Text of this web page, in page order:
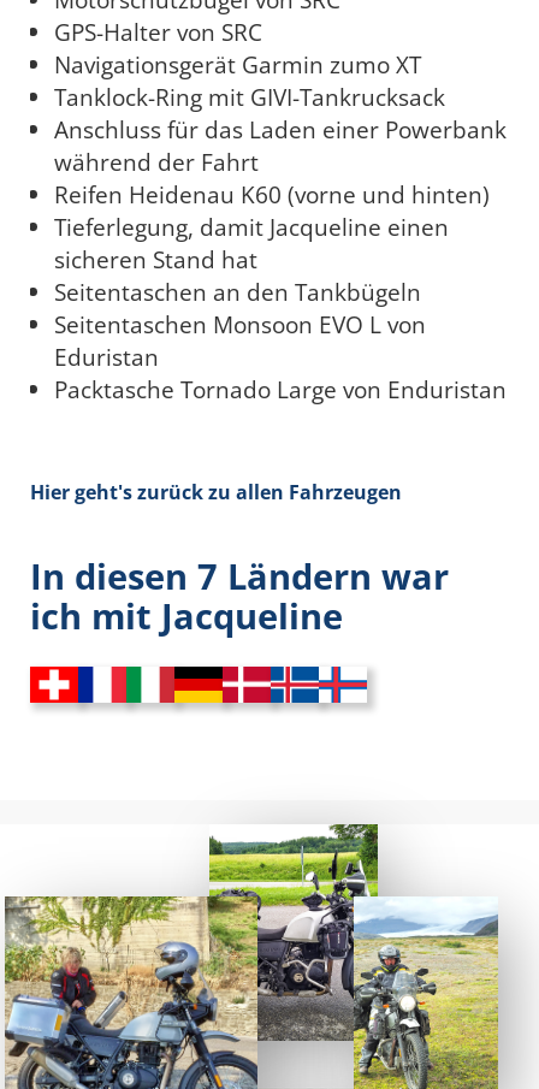
GPS-Halter von SRC
Navigationsgerät Garmin zumo XT
Tanklock-Ring mit GIVI-Tankrucksack
Anschluss für das Laden einer Powerbank
während der Fahrt
Reifen Heidenau K60 (vorne und hinten)
Tieferlegung, damit Jacqueline einen
sicheren Stand hat
Seitentaschen an den Tankbügeln
Seitentaschen Monsoon EVO L von
Eduristan
Packtasche Tornado Large von Enduristan
Hier geht's zurück zu allen Fahrzeugen
In diesen 7 Ländern war
ich mit Jacqueline